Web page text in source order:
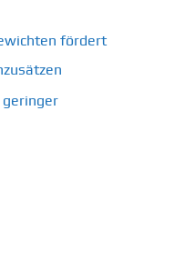
fördert